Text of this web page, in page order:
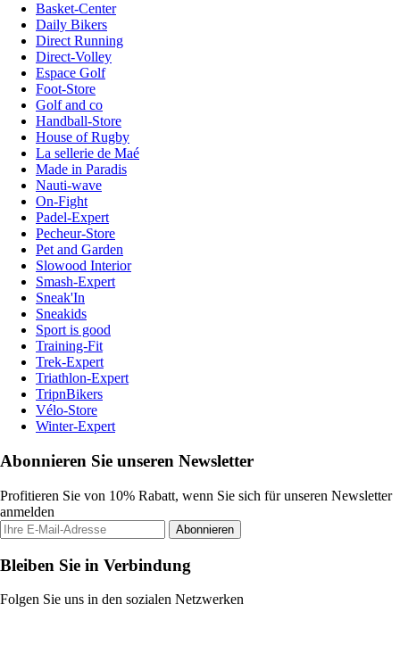
Basket-Center
Daily Bikers
Direct Running
Direct-Volley
Espace Golf
Foot-Store
Golf and co
Handball-Store
House of Rugby
La sellerie de Maé
Made in Paradis
Nauti-wave
On-Fight
Padel-Expert
Pecheur-Store
Pet and Garden
Slowood Interior
Smash-Expert
Sneak'In
Sneakids
Sport is good
Training-Fit
Trek-Expert
Triathlon-Expert
TripnBikers
Vélo-Store
Winter-Expert
Abonnieren Sie unseren Newsletter
Profitieren Sie von 10% Rabatt, wenn Sie sich für unseren Newsletter
anmelden
Abonnieren
Bleiben Sie in Verbindung
Folgen Sie uns in den sozialen Netzwerken